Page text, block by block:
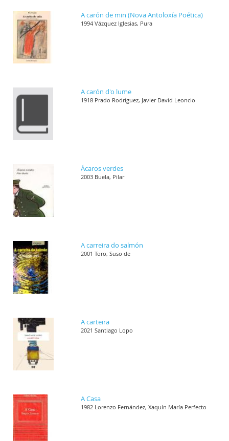
A carón de min (Nova Antoloxía Poética)
1994 Vázquez Iglesias, Pura
A carón d'o lume
1918 Prado Rodríguez, Javier David Leoncio
Ácaros verdes
2003 Buela, Pilar
A carreira do salmón
2001 Toro, Suso de
A carteira
2021 Santiago Lopo
A Casa
1982 Lorenzo Fernández, Xaquín María Perfecto